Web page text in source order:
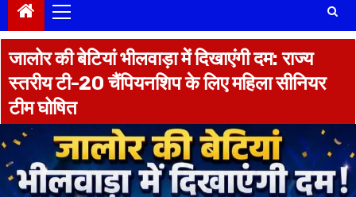
Menu
जालोर की बेटियां भीलवाड़ा में दिखाएंगी दम: राज्य
स्तरीय टी-20 चैंपियनशिप के लिए महिला सीनियर
टीम घोषित